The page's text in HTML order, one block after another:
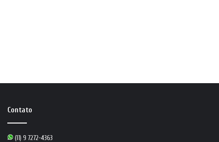
Contato
(11) 9 7272-4363